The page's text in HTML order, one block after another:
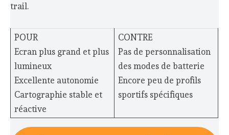
trail.
POUR
Ecran plus grand et plus
lumineux
Excellente autonomie
Cartographie stable et
réactive
CONTRE
Pas de personnalisation
des modes de batterie
Encore peu de profils
sportifs spécifiques